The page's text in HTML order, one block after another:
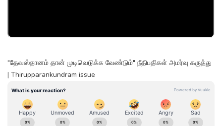
"தேவஸ்தானம் தான் முடிவெடுக்க வேண்டும்" நீதிபதிகள் அமர்வு கருத்து
| Thirupparankundram issue